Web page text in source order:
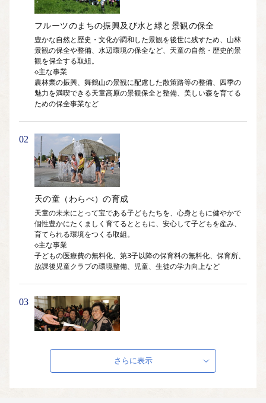
フルーツのまちの振興及び水と緑と景観の保全
豊かな自然と歴史・文化が調和した景観を後世に残すため、山林
景観の保全や整備、水辺環境の保全など、天童の自然・歴史的景
観を保全する取組。
◇主な事業
農林業の振興、舞鶴山の景観に配慮した散策路等の整備、四季の
魅力を満喫できる天童高原の景観保全と整備、美しい森を育てる
ための保全事業など
02
天の童（わらべ）の育成
天童の未来にとって宝である子どもたちを、心身ともに健やかで
個性豊かにたくましく育てるとともに、安心して子どもを産み、
育てられる環境をつくる取組。
◇主な事業
子どもの医療費の無料化、第3子以降の保育料の無料化、保育所、
放課後児童クラブの環境整備、児童、生徒の学力向上など
03
障がい者及び高齢者福祉
障がい者や高齢者の福祉の向上など、地域で支え合う社会の実現
さらに表示